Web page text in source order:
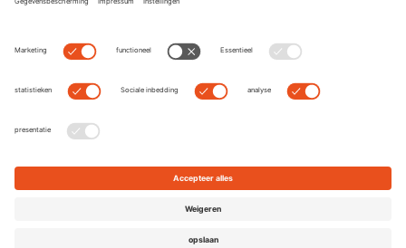
Recent Posts
De 10 beste gepolariseerde zonnebrillen om te vissen en bij
andere watersporten
TRENDWATCH: Max Mara Mon Cœur
Gold Rush: De Balmain Officier Limited Edition